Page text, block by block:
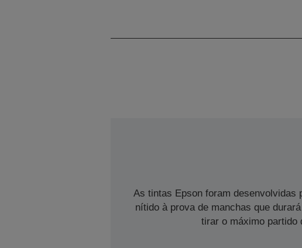
As tintas Epson foram desenvolvidas
nítido à prova de manchas que
tirar o máximo partido